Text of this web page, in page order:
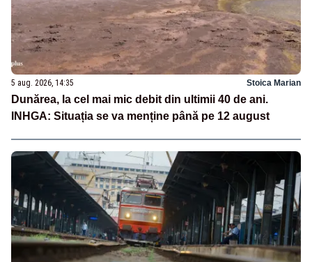
5 aug. 2026, 14:35 Stoica Marian
Dunărea, la cel mai mic debit din ultimii 40 de ani.
INHGA: Situația se va menține până pe 12 august